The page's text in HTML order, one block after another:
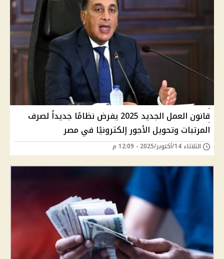
قانون العمل الجديد 2025 يفرض نظامًا جديداً لصرف
المرتبات وتحويل الأجور إلكترونيًا في مصر
الثلاثاء 14/أكتوبر/2025 - 12:09 م